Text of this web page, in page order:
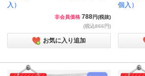
入）
非会員価格 788円(税抜)
(税込866円)
お気に入り追加
個入）